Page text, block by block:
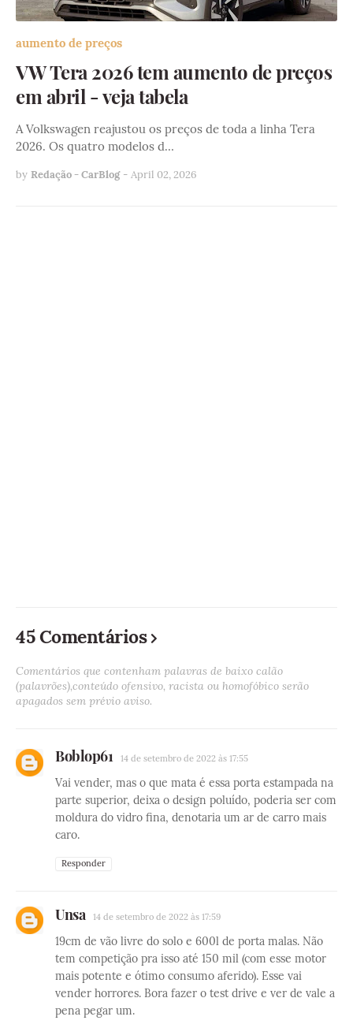
aumento de preços
VW Tera 2026 tem aumento de preços
em abril - veja tabela
A Volkswagen reajustou os preços de toda a linha Tera
2026. Os quatro modelos d…
by Redação - CarBlog - April 02, 2026
45 Comentários
Comentários que contenham palavras de baixo calão
(palavrões),conteúdo ofensivo, racista ou homofóbico serão
apagados sem prévio aviso.
Boblop61 14 de setembro de 2022 às 17:55
Vai vender, mas o que mata é essa porta estampada na
parte superior, deixa o design poluído, poderia ser com
moldura do vidro fina, denotaria um ar de carro mais
caro.
Responder
Unsa 14 de setembro de 2022 às 17:59
19cm de vão livre do solo e 600l de porta malas. Não
tem competição pra isso até 150 mil (com esse motor
mais potente e ótimo consumo aferido). Esse vai
vender horrores. Bora fazer o test drive e ver de vale a
pena pegar um.